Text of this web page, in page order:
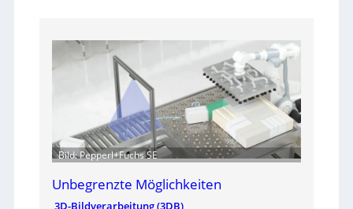
Bild: Pepperl+Fuchs SE
Unbegrenzte Möglichkeiten
3D-Bildverarbeitung (3DB)